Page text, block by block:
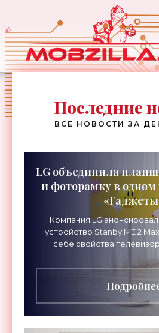
Последние
ВСЕ НОВОСТИ ЗА
LG объединила
и фоторамку в одном
Компания LG
устройство Stanby ME 2
себе свойства
мобильного дисплея.
дюймовым экраном с